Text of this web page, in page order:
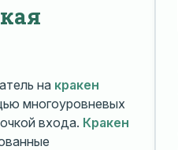
на кракен
многоуровневых
входа. Кракен